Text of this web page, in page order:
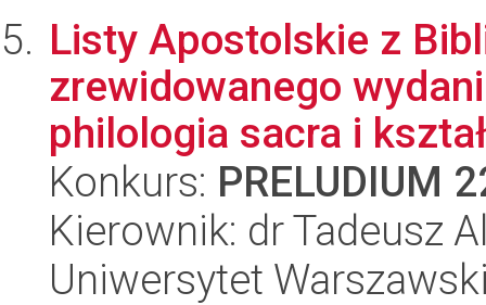
Listy Apostolskie z
zrewidowanego
philologia sacra i
Konkurs: PRELUDIUM
Kierownik: dr Tadeusz
Uniwersytet